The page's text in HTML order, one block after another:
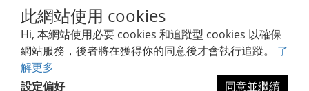
此網站使用 cookies
Hi, 本網站使用必要 cookies 和追蹤型 cookies 以確保
網站服務，後者將在獲得你的同意後才會執行追蹤。 了
解更多
設定偏好
同意並繼續
順天堂集團